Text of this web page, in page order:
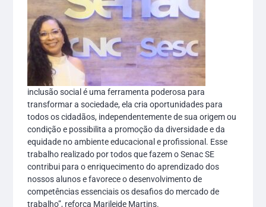
inclusão social é uma ferramenta poderosa para
transformar a sociedade, ela cria oportunidades para
todos os cidadãos, independentemente de sua origem ou
condição e possibilita a promoção da diversidade e da
equidade no ambiente educacional e profissional. Esse
trabalho realizado por todos que fazem o Senac SE
contribui para o enriquecimento do aprendizado dos
nossos alunos e favorece o desenvolvimento de
competências essenciais os desafios do mercado de
trabalho”, reforça Marileide Martins.